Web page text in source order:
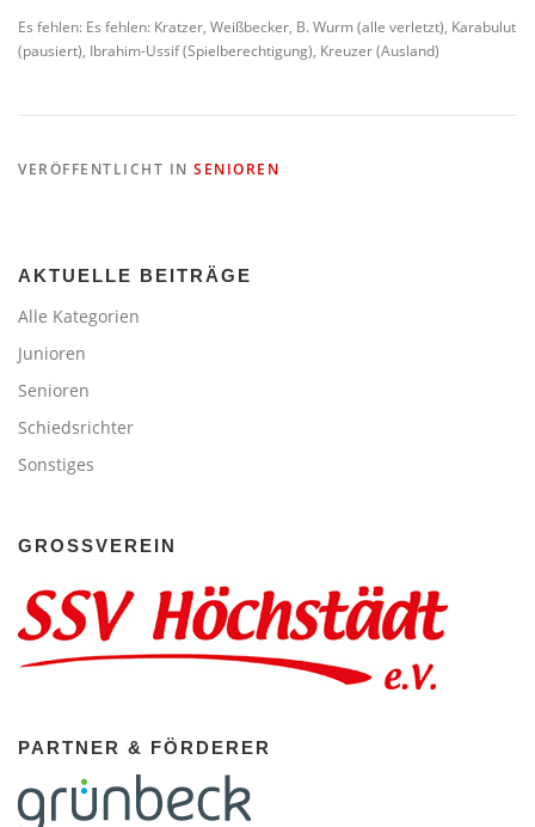
Es fehlen: Es fehlen: Kratzer, Weißbecker, B. Wurm (alle verletzt), Karabulut
(pausiert), Ibrahim-Ussif (Spielberechtigung), Kreuzer (Ausland)
VERÖFFENTLICHT IN SENIOREN
AKTUELLE BEITRÄGE
Alle Kategorien
Junioren
Senioren
Schiedsrichter
Sonstiges
GROSSVEREIN
PARTNER & FÖRDERER